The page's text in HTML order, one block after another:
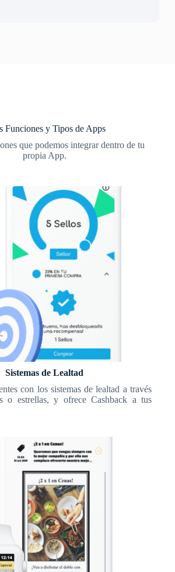
Funciones y Tipos de Apps
que podemos integrar dentro de tu
propia App.
Sistemas de Lealtad
con los sistemas de lealtad a través
o estrellas, y ofrece Cashback a tus